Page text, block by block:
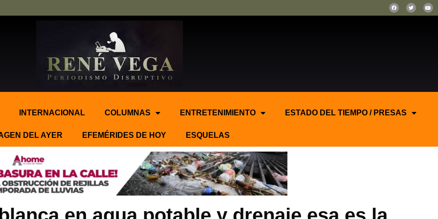
INTERNACIONAL COLUMNAS ENTRETENIMIENTO ESTADO DEL TIEMPO / PRESAS
DEL AYER EFEMÉRIDES DE HOY ESQUELAS